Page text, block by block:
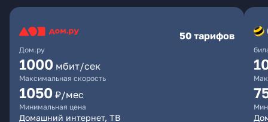
Дом.ру
50 тарифов
1000 мбит/сек
Максимальная скорость
1050 ₽/мес
Минимальная цена
Домашний интернет, ТВ